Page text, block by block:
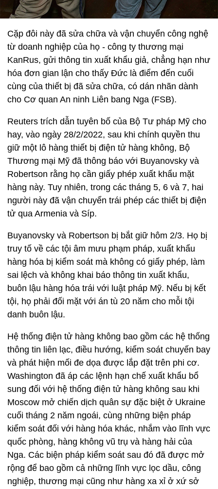
Cặp đôi này đã sửa chữa và vận chuyển công nghệ
từ doanh nghiệp của họ - công ty thương mại
KanRus, gửi thông tin xuất khẩu giả, chẳng hạn như
hóa đơn gian lận cho thấy Đức là điểm đến cuối
cùng của thiết bị đã sửa chữa, có dán nhãn dành
cho Cơ quan An ninh Liên bang Nga (FSB).
Reuters trích dẫn tuyên bố của Bộ Tư pháp Mỹ cho
hay, vào ngày 28/2/2022, sau khi chính quyền thu
giữ một lô hàng thiết bị điện tử hàng không, Bộ
Thương mại Mỹ đã thông báo với Buyanovsky và
Robertson rằng họ cần giấy phép xuất khẩu mặt
hàng này. Tuy nhiên, trong các tháng 5, 6 và 7, hai
người này đã vận chuyển trái phép các thiết bị điện
tử qua Armenia và Síp.
Buyanovsky và Robertson bị bắt giữ hôm 2/3. Họ bị
truy tố về các tội âm mưu phạm pháp, xuất khẩu
hàng hóa bị kiểm soát mà không có giấy phép, làm
sai lệch và không khai báo thông tin xuất khẩu,
buôn lậu hàng hóa trái với luật pháp Mỹ. Nếu bị kết
tội, họ phải đối mặt với án tù 20 năm cho mỗi tội
danh buôn lậu.
Hệ thống điện tử hàng không bao gồm các hệ thống
thông tin liên lạc, điều hướng, kiểm soát chuyến bay
và phát hiện mối đe dọa được lắp đặt trên phi cơ.
Washington đã áp các lệnh hạn chế xuất khẩu bổ
sung đối với hệ thống điện tử hàng không sau khi
Moscow mở chiến dịch quân sự đặc biệt ở Ukraine
cuối tháng 2 năm ngoái, cùng những biện pháp
kiểm soát đối với hàng hóa khác, nhắm vào lĩnh vực
quốc phòng, hàng không vũ trụ và hàng hải của
Nga. Các biện pháp kiểm soát sau đó đã được mở
rộng để bao gồm cả những lĩnh vực lọc dầu, công
nghiệp, thương mại cũng như hàng xa xỉ ở xứ sở